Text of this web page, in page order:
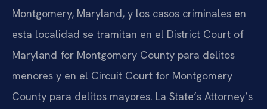
Montgomery, Maryland, y los casos criminales en
esta localidad se tramitan en el District Court of
Maryland for Montgomery County para delitos
menores y en el Circuit Court for Montgomery
County para delitos mayores. La State’s Attorney’s